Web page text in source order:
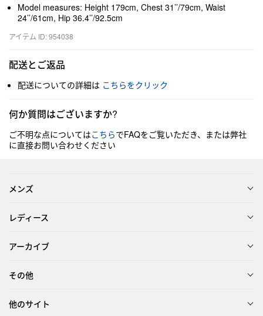
Model measures: Height 179cm, Chest 31’’/79cm, Waist
24’’/61cm, Hip 36.4’’/92.5cm
アイテム ID: 954038
配送とご返品
配送についての詳細は こちらをクリック
何か質問はございますか?
ご不明な点についてはこちらでFAQをご覧いただき、または弊社
に直接お問い合わせください
メンズ
レディース
アーカイブ
その他
他のサイト